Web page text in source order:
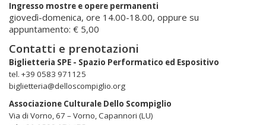
Ingresso mostre e opere permanenti
giovedì-domenica, ore 14.00-18.00, oppure su
appuntamento: € 5,00
Contatti e prenotazioni
Biglietteria SPE - Spazio Performatico ed Espositivo
tel. +39 0583 971125
biglietteria@delloscompiglio.org
Associazione Culturale Dello Scompiglio
Via di Vorno, 67 – Vorno, Capannori (LU)